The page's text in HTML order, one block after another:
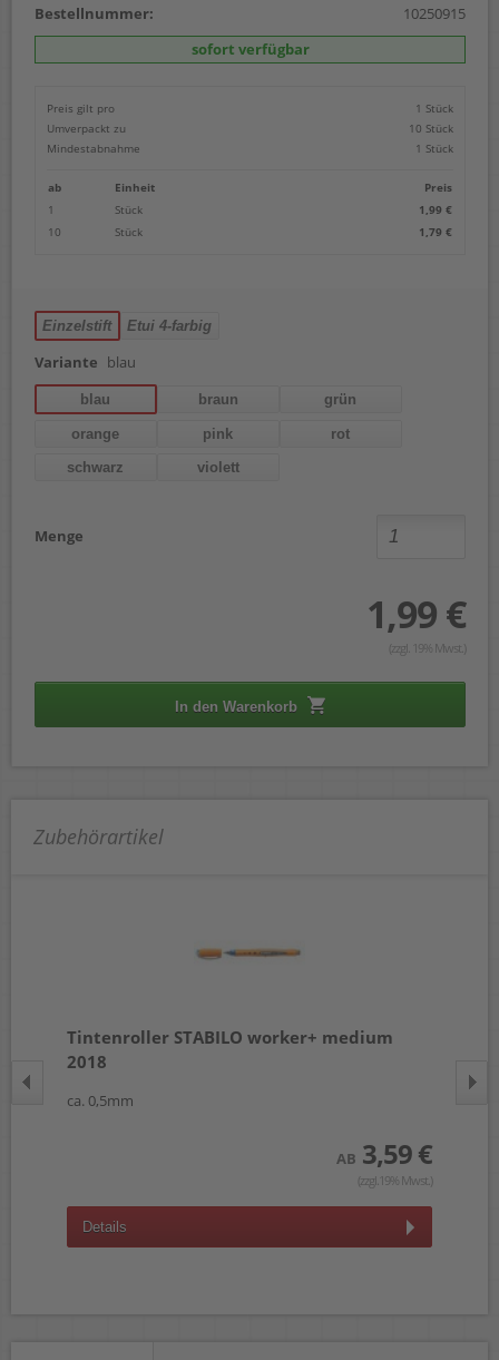
Bestellnummer:
10250915
sofort verfügbar
Preis gilt pro
1 Stück
Umverpackt zu
10 Stück
Mindestabnahme
1 Stück
ab Einheit
Preis
1
Stück
1,99 €
10
Stück 1,79 €
Einzelstift Etui 4-farbig
Variante blau
blau braun grün
orange pink
rot
schwarz
violett
Menge
1,99 €
(zzgl. 19% Mwst.)
In den Warenkorb
Zubehörartikel
Tintenroller STABILO worker+ medium
2018
ca. 0,5mm
AB 3,59 €
(zzgl.19% Mwst.)
Details